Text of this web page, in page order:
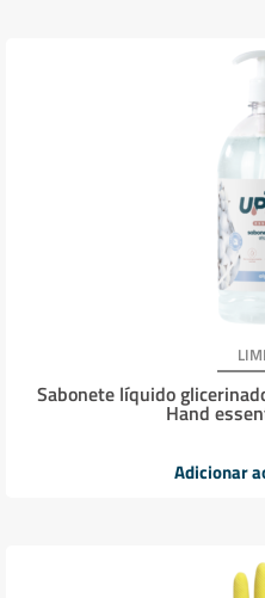
Sabonete líquido
Hand
Adicionar